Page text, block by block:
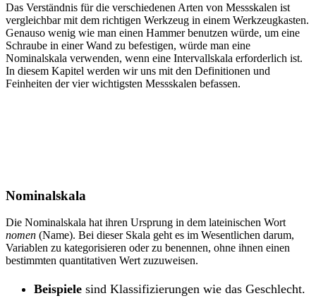
Das Verständnis für die verschiedenen Arten von Messskalen ist
vergleichbar mit dem richtigen Werkzeug in einem Werkzeugkasten.
Genauso wenig wie man einen Hammer benutzen würde, um eine
Schraube in einer Wand zu befestigen, würde man eine
Nominalskala verwenden, wenn eine Intervallskala erforderlich ist.
In diesem Kapitel werden wir uns mit den Definitionen und
Feinheiten der vier wichtigsten Messskalen befassen.
Nominalskala
Die Nominalskala hat ihren Ursprung in dem lateinischen Wort
nomen (Name). Bei dieser Skala geht es im Wesentlichen darum,
Variablen zu kategorisieren oder zu benennen, ohne ihnen einen
bestimmten quantitativen Wert zuzuweisen.
Beispiele sind Klassifizierungen wie das Geschlecht.